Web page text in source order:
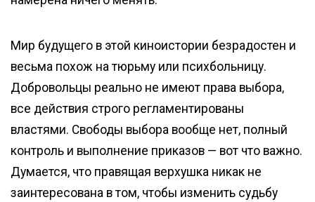
Мир будущего в этой киноистории безрадостен и
весьма похож на тюрьму или психбольницу.
Добровольцы реально не имеют права выбора,
все действия строго регламентированы
властями. Свободы выбора вообще нет, полный
контроль и выполнение приказов — вот что важно.
Думается, что правящая верхушка никак не
заинтересована в том, чтобы изменить судьбу